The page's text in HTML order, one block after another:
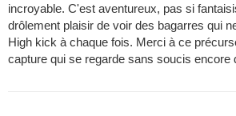
incroyable. C'est aventureux, pas si
drôlement plaisir de voir des bagarres qui
High kick à chaque fois. Merci à ce
capture qui se regarde sans soucis encore